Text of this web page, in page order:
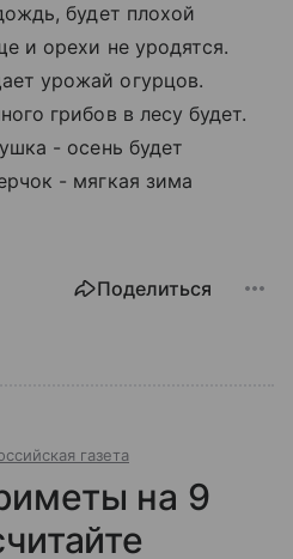
будет плохой
и орехи не уродятся.
урожай огурцов.
грибов в лесу будет.
- осень будет
- мягкая зима
Поделиться
газета
на 9